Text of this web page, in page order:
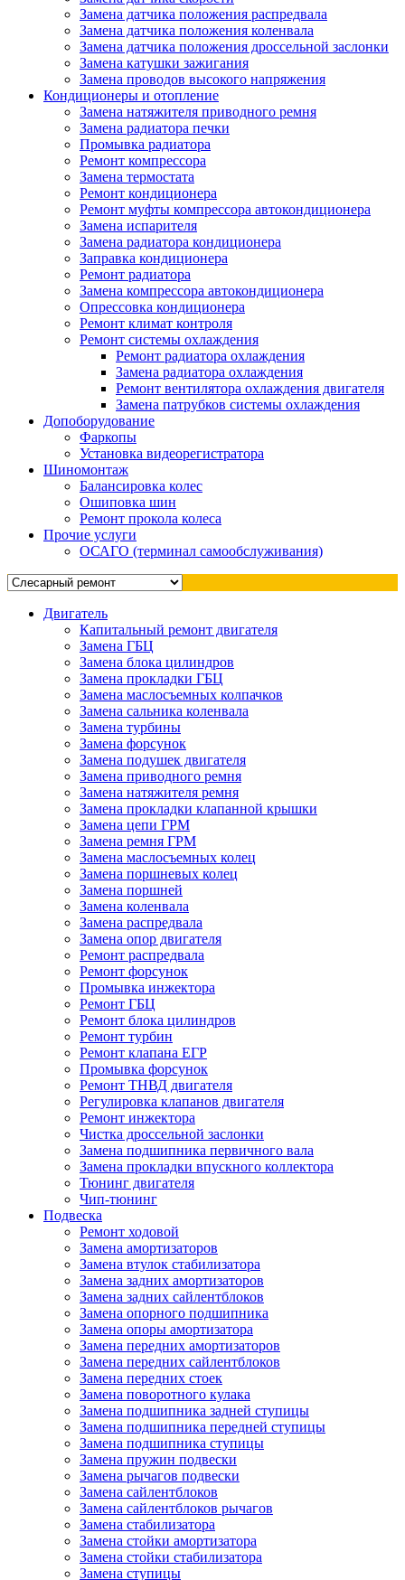
Замена датчика положения распредвала
Замена датчика положения коленвала
Замена датчика положения дроссельной заслонки
Замена катушки зажигания
Замена проводов высокого напряжения
Кондиционеры и отопление
Замена натяжителя приводного ремня
Замена радиатора печки
Промывка радиатора
Ремонт компрессора
Замена термостата
Ремонт кондиционера
Ремонт муфты компрессора автокондиционера
Замена испарителя
Замена радиатора кондиционера
Заправка кондиционера
Ремонт радиатора
Замена компрессора автокондиционера
Опрессовка кондиционера
Ремонт климат контроля
Ремонт системы охлаждения
Ремонт радиатора охлаждения
Замена радиатора охлаждения
Ремонт вентилятора охлаждения двигателя
Замена патрубков системы охлаждения
Допоборудование
Фаркопы
Установка видеорегистратора
Шиномонтаж
Балансировка колес
Ошиповка шин
Ремонт прокола колеса
Прочие услуги
ОСАГО (терминал самообслуживания)
Двигатель
Капитальный ремонт двигателя
Замена ГБЦ
Замена блока цилиндров
Замена прокладки ГБЦ
Замена маслосъемных колпачков
Замена сальника коленвала
Замена турбины
Замена форсунок
Замена подушек двигателя
Замена приводного ремня
Замена натяжителя ремня
Замена прокладки клапанной крышки
Замена цепи ГРМ
Замена ремня ГРМ
Замена маслосъемных колец
Замена поршневых колец
Замена поршней
Замена коленвала
Замена распредвала
Замена опор двигателя
Ремонт распредвала
Ремонт форсунок
Промывка инжектора
Ремонт ГБЦ
Ремонт блока цилиндров
Ремонт турбин
Ремонт клапана ЕГР
Промывка форсунок
Ремонт ТНВД двигателя
Регулировка клапанов двигателя
Ремонт инжектора
Чистка дроссельной заслонки
Замена подшипника первичного вала
Замена прокладки впускного коллектора
Тюнинг двигателя
Чип-тюнинг
Подвеска
Ремонт ходовой
Замена амортизаторов
Замена втулок стабилизатора
Замена задних амортизаторов
Замена задних сайлентблоков
Замена опорного подшипника
Замена опоры амортизатора
Замена передних амортизаторов
Замена передних сайлентблоков
Замена передних стоек
Замена поворотного кулака
Замена подшипника задней ступицы
Замена подшипника передней ступицы
Замена подшипника ступицы
Замена пружин подвески
Замена рычагов подвески
Замена сайлентблоков
Замена сайлентблоков рычагов
Замена стабилизатора
Замена стойки амортизатора
Замена стойки стабилизатора
Замена ступицы